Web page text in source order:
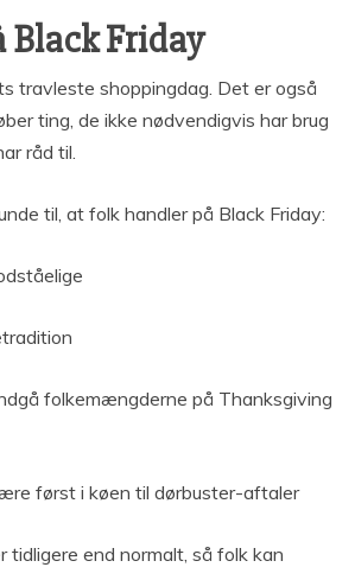
Black Friday
travleste shoppingdag. Det er også
ting, de ikke nødvendigvis har brug
råd til.
til, at folk handler på Black Friday:
folkemængderne på Thanksgiving
først i køen til dørbuster-aftaler
tidligere end normalt, så folk kan